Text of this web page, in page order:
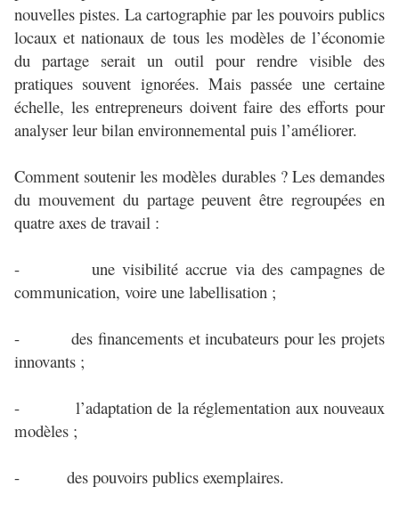
nouvelles pistes. La cartographie par les pouvoirs publics
locaux et nationaux de tous les modèles de l’économie
du partage serait un outil pour rendre visible des
pratiques souvent ignorées. Mais passée une certaine
échelle, les entrepreneurs doivent faire des efforts pour
analyser leur bilan environnemental puis l’améliorer.
Comment soutenir les modèles durables ? Les demandes
du mouvement du partage peuvent être regroupées en
quatre axes de travail :
- une visibilité accrue via des campagnes de
communication, voire une labellisation ;
- des financements et incubateurs pour les projets
innovants ;
- l’adaptation de la réglementation aux nouveaux
modèles ;
- des pouvoirs publics exemplaires.